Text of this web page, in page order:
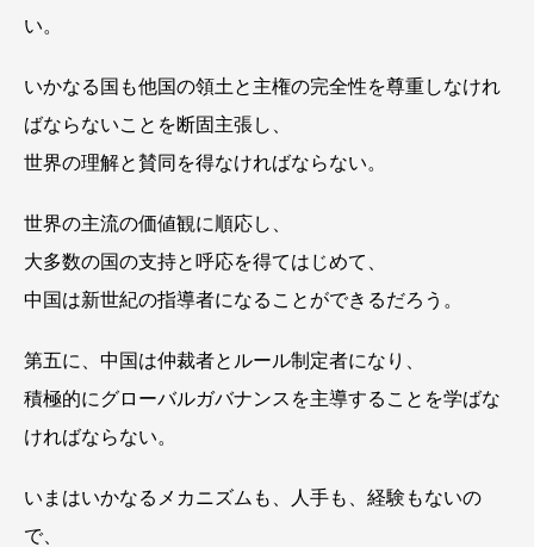
い。
いかなる国も他国の領土と主権の完全性を尊重しなけれ
ばならないことを断固主張し、
世界の理解と賛同を得なければならない。
世界の主流の価値観に順応し、
大多数の国の支持と呼応を得てはじめて、
中国は新世紀の指導者になることができるだろう。
第五に、中国は仲裁者とルール制定者になり、
積極的にグローバルガバナンスを主導することを学ばな
ければならない。
いまはいかなるメカニズムも、人手も、経験もないの
で、